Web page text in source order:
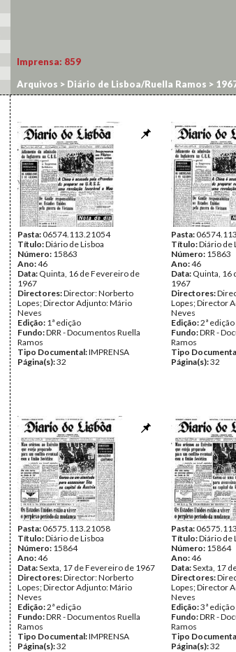
Imprensa: 859
Arquivos > Diário de Lisboa/Ruella Ramos >
Pasta:06574.113.21054
Título:Diário de Lisboa
Número: 15863
Ano:46
Data: Quinta, 16 de Fevereiro de
1967
Directores:Director: Norberto
Lopes; Director Adjunto: Mário
Neves
Edição: 1ª edição
Fundo:DRR - Documentos Ruella
Ramos
Tipo Documental:IMPRENSA
Página(s):32
Pasta:
Título:Diário de
Número: 15863
Ano:46
Data: Quinta, 16
1967
Directores:
Lopes; Director
Neves
Edição:2ª edição
Fundo:DRR -
Ramos
Tipo
Página(s):32
Pasta:06575.113.21058
Título:Diário de Lisboa
Número: 15864
Ano:46
Data:Sexta, 17 de Fevereiro de 1967
Directores:Director: Norberto
Lopes; Director Adjunto: Mário
Neves
Edição:2ª edição
Fundo:DRR - Documentos Ruella
Ramos
Tipo Documental:IMPRENSA
Página(s):32
Pasta:
Título:Diário de
Número: 15864
Ano:46
Data:Sexta, 17
Directores:
Lopes; Director
Neves
Edição:3ª edição
Fundo:DRR -
Ramos
Tipo
Página(s):32